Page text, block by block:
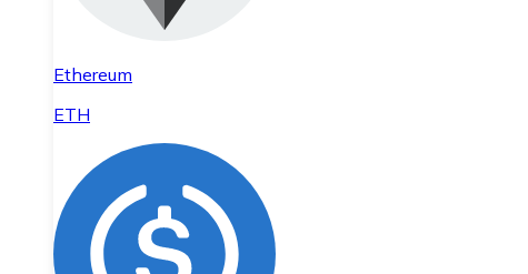
Ethereum
ETH